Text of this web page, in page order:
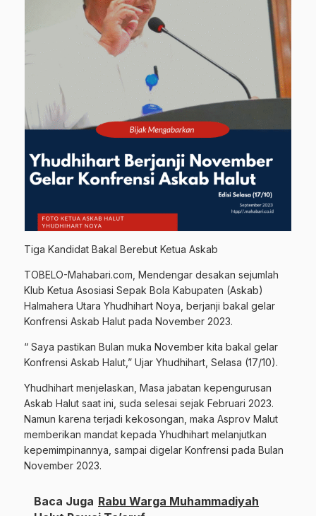
Tiga Kandidat Bakal Berebut Ketua Askab
TOBELO-Mahabari.com, Mendengar desakan sejumlah
Klub Ketua Asosiasi Sepak Bola Kabupaten (Askab)
Halmahera Utara Yhudhihart Noya, berjanji bakal gelar
Konfrensi Askab Halut pada November 2023.
“ Saya pastikan Bulan muka November kita bakal gelar
Konfrensi Askab Halut,” Ujar Yhudhihart, Selasa (17/10).
Yhudhihart menjelaskan, Masa jabatan kepengurusan
Askab Halut saat ini, suda selesai sejak Februari 2023.
Namun karena terjadi kekosongan, maka Asprov Malut
memberikan mandat kepada Yhudhihart melanjutkan
kepemimpinannya, sampai digelar Konfrensi pada Bulan
November 2023.
Baca Juga Rabu Warga Muhammadiyah